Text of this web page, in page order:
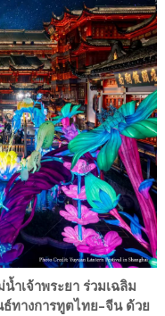
ำเจ้าพระยา ร่วมเฉลิม
ทางการทูตไทย–จีน ด้วย